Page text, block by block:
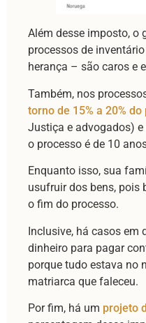
Além desse imposto, o
processos de
herança – são caros e
Também, nos
torno de 15% a 20%
Justiça e advogados)
o processo é de 10
Enquanto isso, sua
usufruir dos bens, pois
o fim do processo.
Inclusive, há casos em
dinheiro para pagar
porque tudo estava no
matriarca que faleceu.
Por fim, há um projeto